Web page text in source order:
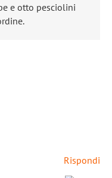
e otto pesciolini
Rispondi